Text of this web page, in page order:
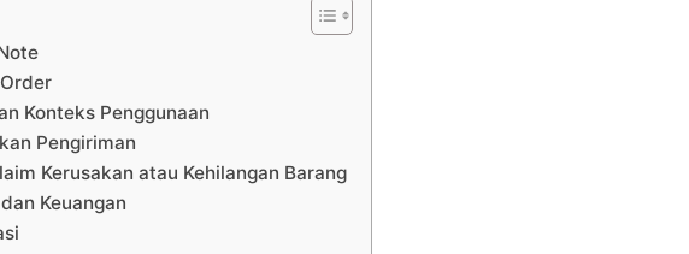
Konteks Penggunaan
Pengiriman
Kerusakan atau Kehilangan Barang
Keuangan